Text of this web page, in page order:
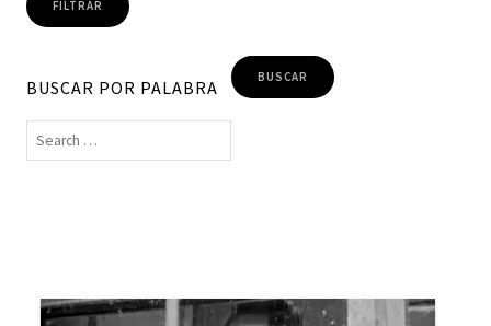
Refugiadxs y solicitantes de asilo
BUSCAR POR PALABRA